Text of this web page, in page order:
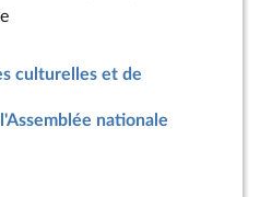
culturelles et de
nationale